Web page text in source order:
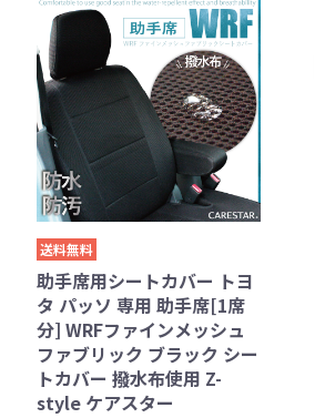
送料無料
助手席用シートカバー トヨ
タ パッソ 専用 助手席[1席
分] WRFファインメッシュ
ファブリック ブラック シー
トカバー 撥水布使用 Z-
style ケアスター